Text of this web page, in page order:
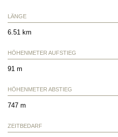
LÄNGE
6.51 km
HÖHENMETER AUFSTIEG
91 m
HÖHENMETER ABSTIEG
747 m
ZEITBEDARF